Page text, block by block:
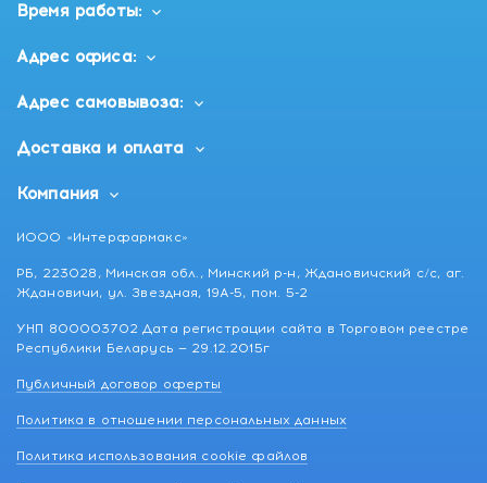
Время работы:
Адрес офиса:
Адрес самовывоза:
Доставка и оплата
Компания
ИООО «Интерфармакс»
РБ, 223028, Минская обл., Минский р-н, Ждановичский с/с, аг.
Ждановичи, ул. Звездная, 19А-5, пом. 5-2
УНП 800003702 Дата регистрации сайта в Торговом реестре
Республики Беларусь — 29.12.2015г
Публичный договор оферты
Политика в отношении персональных данных
Политика использования cookie файлов